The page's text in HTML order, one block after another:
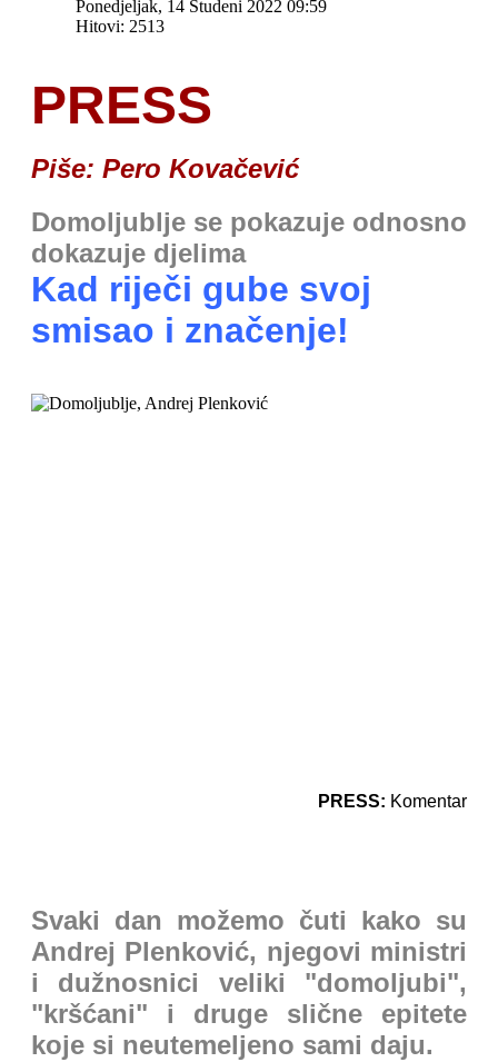
Ponedjeljak, 14 Studeni 2022 09:59
Hitovi: 2513
PRESS
Piše: Pero Kovačević
Domoljublje se pokazuje odnosno
dokazuje djelima
Kad riječi gube svoj
smisao i značenje!
PRESS: Komentar
Svaki dan možemo čuti kako su
Andrej Plenković, njegovi ministri
i dužnosnici veliki "domoljubi",
"kršćani" i druge slične epitete
koje si neutemeljeno sami daju.